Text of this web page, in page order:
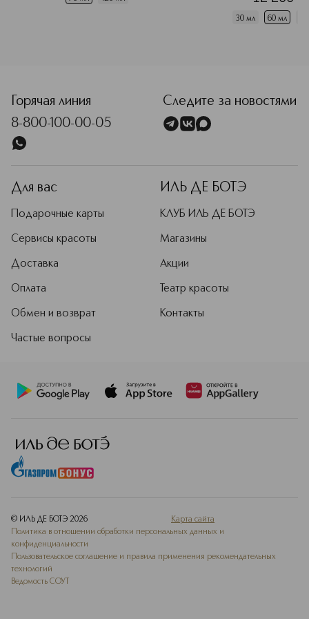
30 мл 60 мл
Горячая линия
8-800-100-00-05
Следите за новостями
Для вас
Подарочные карты
Сервисы красоты
Доставка
Оплата
Обмен и возврат
Частые вопросы
ИЛЬ ДЕ БОТЭ
КЛУБ ИЛЬ ДЕ БОТЭ
Магазины
Акции
Театр красоты
Контакты
© ИЛЬ ДЕ БОТЭ 2026
Карта сайта
Политика в отношении обработки персональных данных и
конфиденциальности
Пользовательское соглашение и правила применения рекомендательных
технологий
Ведомость СОУТ